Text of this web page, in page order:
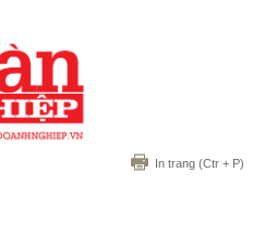
In trang (Ctr + P)